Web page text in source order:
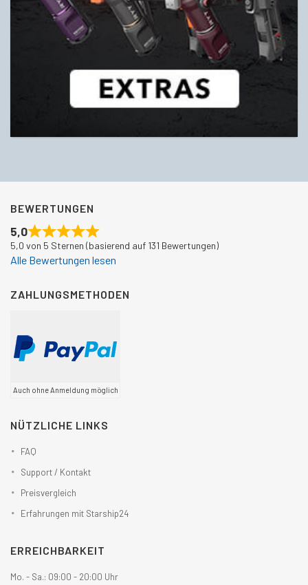
BEWERTUNGEN
5,0
5,0 von 5 Sternen (basierend auf 131 Bewertungen)
Alle Bewertungen lesen
ZAHLUNGSMETHODEN
Auch ohne Anmeldung möglich
NÜTZLICHE LINKS
FAQ
Support / Kontakt
Preisvergleich
Erfahrungen mit Starship24
ERREICHBARKEIT
Mo. - Sa.: 09:00 - 20:00 Uhr